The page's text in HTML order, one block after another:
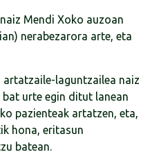
Mendi Xoko auzoan
nerabezarora arte, eta
artatzaile-laguntzailea naiz
urte egin ditut lanean
pazienteak artatzen, eta,
hona, eritasun
batean.